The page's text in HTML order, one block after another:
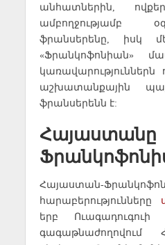
անհատներին,
ամբողջությամբ
ֆրանսերենը, իսկ
«Ֆրանկոֆոնիան»
կառավարություններն
աշխատանքային
ֆրանսերենն է:
Հայաստան-
հարաբերությունները
երբ Ուագադուգուի
գագաթնաժողովում